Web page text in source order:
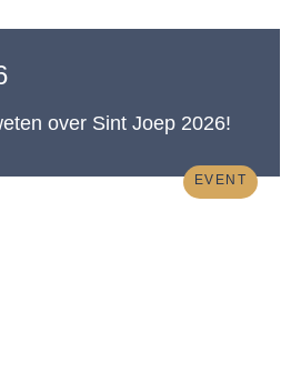
over Sint Joep 2026!
EVENT